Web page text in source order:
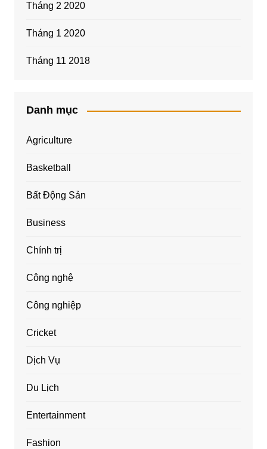
Tháng 2 2020
Tháng 1 2020
Tháng 11 2018
Danh mục
Agriculture
Basketball
Bất Động Sản
Business
Chính trị
Công nghệ
Công nghiệp
Cricket
Dịch Vụ
Du Lịch
Entertainment
Fashion